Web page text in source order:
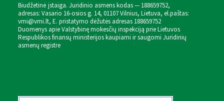
Biudžetinė įstaiga. Juridinio asmens kodas — 188659752,
adresas: Vasario 16-osios g. 14, 01107 Vilnius, Lietuva, el.paštas:
vmi@vmi.lt, E. pristatymo dėžutės adresas 188659752
Duomenys apie Valstybinę mokesčių inspekciją prie Lietuvos
Respublikos finansų ministerijos kaupiami ir saugomi Juridinių
asmenų registre